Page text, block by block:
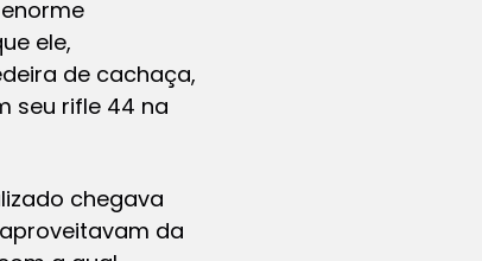
ele,
de cachaça,
seu rifle 44 na
chegava
da